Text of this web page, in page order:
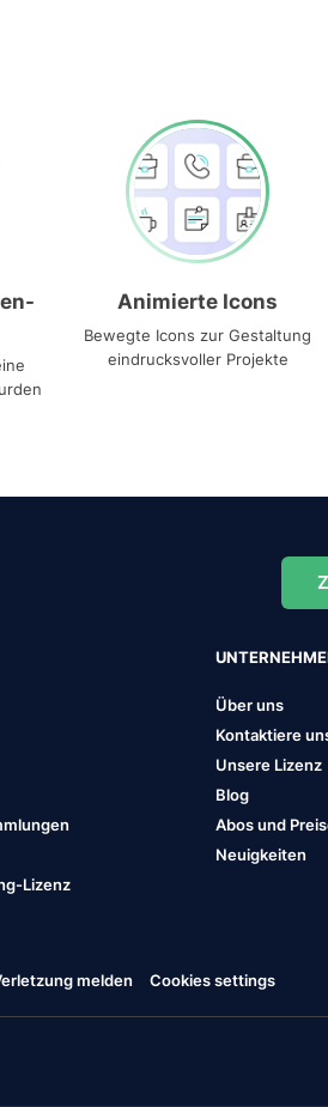
Animierte Icons
Bewegte Icons zur Gestaltung
eindrucksvoller Projekte
Lizenz
Über uns
Kontaktiere
Unsere Lizenz
Blog
Abos und
Neuigkeiten
melden Cookies settings